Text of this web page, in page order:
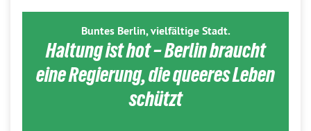
Buntes Berlin, vielfältige Stadt.
Haltung ist hot – Berlin braucht
eine Regierung, die queeres Leben
schützt